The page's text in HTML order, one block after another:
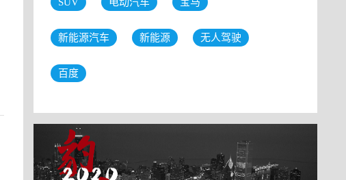
新能源汽车 新能源 无人驾驶
百度